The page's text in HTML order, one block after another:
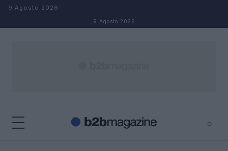
Salta al contenuto
9 Agosto 2026
9 Agosto 2026
⌕